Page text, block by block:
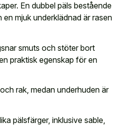
En dubbel päls bestående
mjuk underklädnad är rasen
smuts och stöter bort
praktisk egenskap för en
rak, medan underhuden är
pälsfärger, inklusive sable,